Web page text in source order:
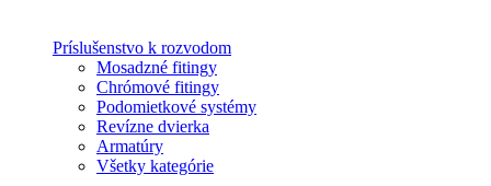
Príslušenstvo k rozvodom
Mosadzné fitingy
Chrómové fitingy
Podomietkové systémy
Revízne dvierka
Armatúry
Všetky kategórie